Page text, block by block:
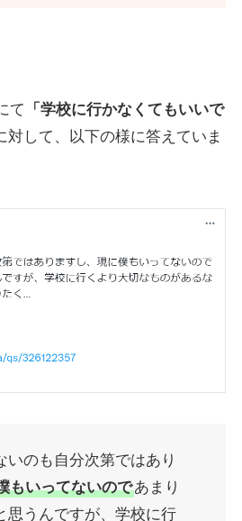
て
「学校に行かなくてもいいで
対して、以下の様に答えていま
いのも自分次第ではあり
もいってないのであまり
思うんですが、学校に行